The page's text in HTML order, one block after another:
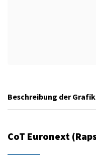
Beschreibung der Grafik
CoT Euronext